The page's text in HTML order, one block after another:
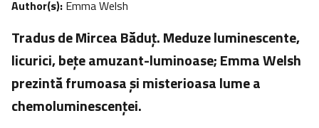
Author(s): Emma Welsh
Tradus de Mircea Băduţ. Meduze luminescente,
licurici, beţe amuzant-luminoase; Emma Welsh
prezintă frumoasa şi misterioasa lume a
chemoluminescenţei.